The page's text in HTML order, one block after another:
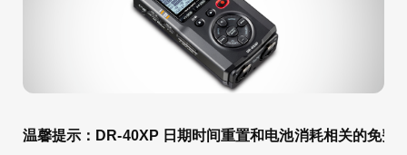
温馨提示：DR-40XP 日期时间重置和电池消耗相关的免费